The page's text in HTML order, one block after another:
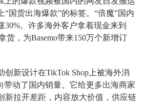
“国货出海爆款”的标签。“倍魔”国内
30%。许多海外客户拿着现金来到
货，为Basemo带来150万个新增订
创新设计在TikTok Shop上被海外消
带动了国内销量。它给更多出海商家
新拉开差距，内容放大价值，供应链